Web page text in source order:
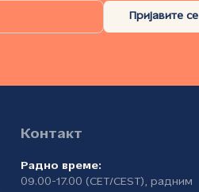
Пријавите се
Контакт
Радно време:
09.00-17.00 (CET/CEST), радним